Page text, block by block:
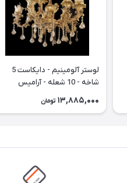
لوستر آلومینیم - دایکاست 5
شاخه - 10 شعله - آرامیس
13,885,000 تومان